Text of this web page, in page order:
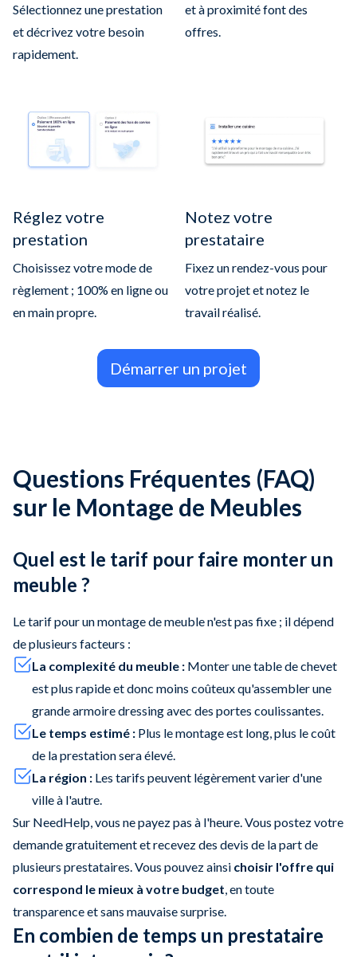
Sélectionnez une prestation
et décrivez votre besoin
rapidement.
et à proximité font des
offres.
Réglez votre
prestation
Choisissez votre mode de
règlement ; 100% en ligne ou
en main propre.
Notez votre
prestataire
Fixez un rendez-vous pour
votre projet et notez le
travail réalisé.
Démarrer un projet
Questions Fréquentes (FAQ)
sur le Montage de Meubles
Quel est le tarif pour faire monter un
meuble ?
Le tarif pour un montage de meuble n'est pas fixe ; il dépend
de plusieurs facteurs :
La complexité du meuble : Monter une table de chevet
est plus rapide et donc moins coûteux qu'assembler une
grande armoire dressing avec des portes coulissantes.
Le temps estimé : Plus le montage est long, plus le coût
de la prestation sera élevé.
La région : Les tarifs peuvent légèrement varier d'une
ville à l'autre.
Sur NeedHelp, vous ne payez pas à l'heure. Vous postez votre
demande gratuitement et recevez des devis de la part de
plusieurs prestataires. Vous pouvez ainsi choisir l'offre qui
correspond le mieux à votre budget , en toute
transparence et sans mauvaise surprise.
En combien de temps un prestataire